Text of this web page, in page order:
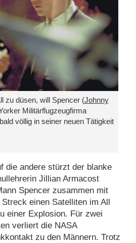
zu düsen, will Spencer (Johnny
Militärflugzeugfirma
völlig in seiner neuen Tätigkeit
die andere stürzt der blanke
Jillian Armacost
Spencer zusammen mit
einen Satelliten im All
einer Explosion. Für zwei
verliert die NASA
zu den Männern. Trotz